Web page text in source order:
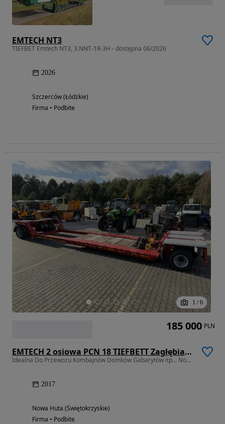
EMTECH NT3
TIEFBET Emtech NT3, 3.NNT-1R-3H - dostępna 06/2026
2026
Szczerców (Łódzkie)
Firma • Podbite
1 / 6
EMTECH 2 osiowa PCN 18 TIEFBETT Zagłębiana Rozciągana Oś Skrętna UNIKAT
Idealna Do Przewozu Kombajnów Domków Gabarytów itp... Nooteboom Laweta
2017
Nowa Huta (Świętokrzyskie)
Firma • Podbite
185 000 PLN